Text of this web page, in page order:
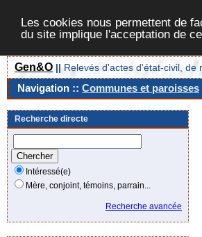
Les cookies nous permettent de
du site implique l'acceptation de
Gen&O || Relevés d'actes d'état-civil, de
Navigation :: Communes et paroisses
Recherche directe
Intéressé(e)
Mère, conjoint, témoins, parrain...
Recherche avancée